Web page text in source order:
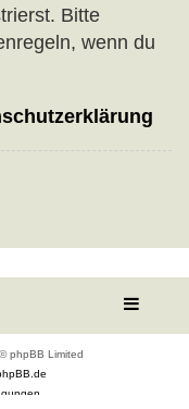
Bitte
wenn du
phpBB Limited